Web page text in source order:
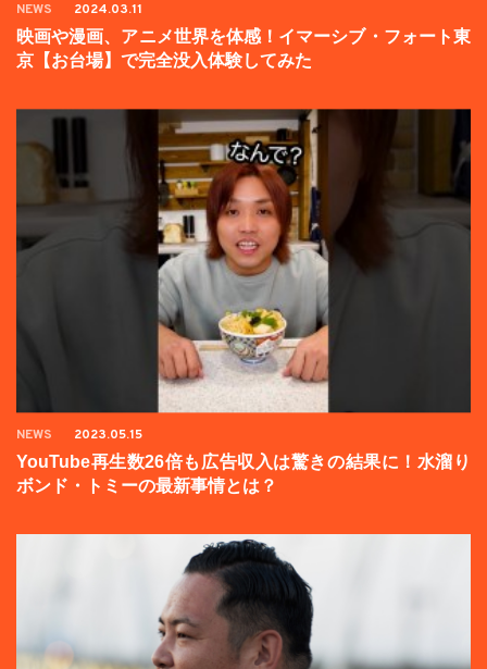
NEWS 2024.03.11
映画や漫画、アニメ世界を体感！イマーシブ・フォート東
京【お台場】で完全没入体験してみた
NEWS 2023.05.15
YouTube再生数26倍も広告収入は驚きの結果に！水溜り
ボンド・トミーの最新事情とは？